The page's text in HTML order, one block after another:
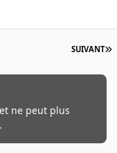
SUIVANT
ne peut plus